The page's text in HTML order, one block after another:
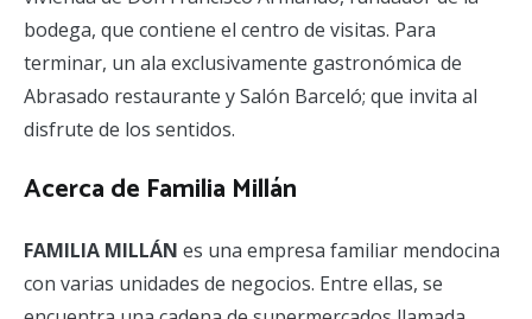
bodega, que contiene el centro de visitas. Para
terminar, un ala exclusivamente gastronómica de
Abrasado restaurante y Salón Barceló; que invita al
disfrute de los sentidos.
Acerca de Familia Millán
FAMILIA MILLÁN es una empresa familiar mendocina
con varias unidades de negocios. Entre ellas, se